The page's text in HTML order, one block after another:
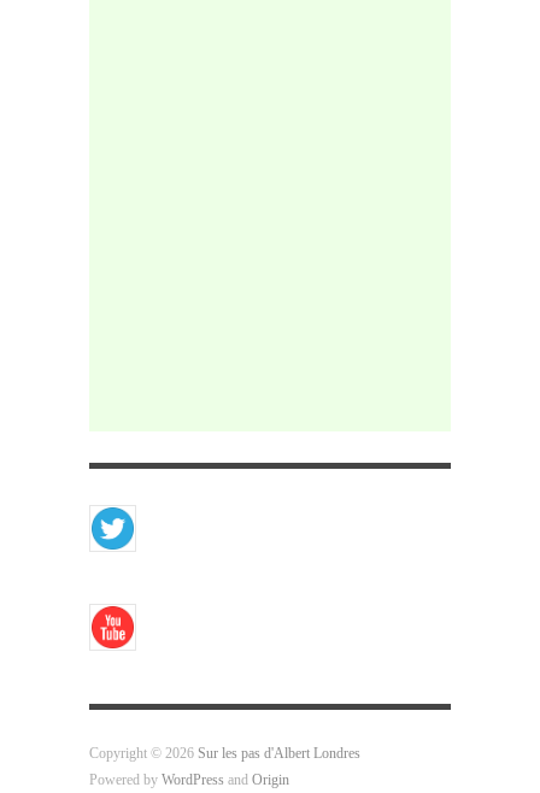
Copyright © 2026 Sur les pas d'Albert Londres
Powered by WordPress and Origin